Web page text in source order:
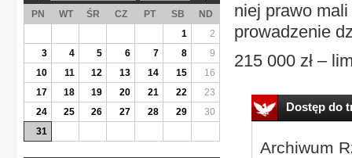
niej prawo
prowadzenie
215 000 zł –
Dostęp do
Archiwum
PN WT ŚR CZ PT SB
ND
1
2
3
4 5 6 7 8
9
10
11 12 13 14 15
16
17
18 19 20 21 22
23
24
25 26 27 28 29
30
31